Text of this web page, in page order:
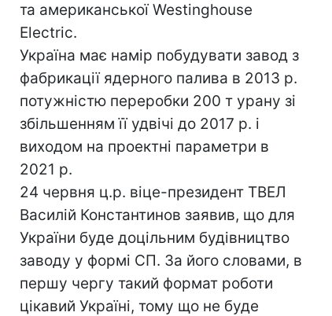
та американської Westinghouse
Electric.
Україна має намір побудувати завод з
фабрикації ядерного палива в 2013 р.
потужністю переробки 200 т урану зі
збільшенням її удвічі до 2017 р. і
виходом на проектні параметри в
2021 р.
24 червня ц.р. віце-президент ТВЕЛ
Василій Константинов заявив, що для
України буде доцільним будівництво
заводу у формі СП. За його словами, в
першу чергу такий формат роботи
цікавий Україні, тому що не буде